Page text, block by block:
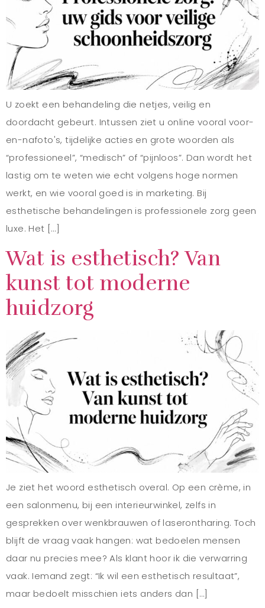
U zoekt een behandeling die netjes, veilig en
doordacht gebeurt. Intussen ziet u online vooral voor-
en-nafoto's, tijdelijke acties en grote woorden als
“professioneel”, “medisch” of “pijnloos”. Dan wordt het
lastig om te weten wie echt volgens hoge normen
werkt, en wie vooral goed is in marketing. Bij
esthetische behandelingen is professionele zorg geen
luxe. Het […]
Wat is esthetisch? Van
kunst tot moderne
huidzorg
Je ziet het woord esthetisch overal. Op een crème, in
een salonmenu, bij een interieurwinkel, zelfs in
gesprekken over wenkbrauwen of laserontharing. Toch
blijft de vraag vaak hangen: wat bedoelen mensen
daar nu precies mee? Als klant hoor ik die verwarring
vaak. Iemand zegt: “Ik wil een esthetisch resultaat”,
maar bedoelt misschien iets anders dan […]